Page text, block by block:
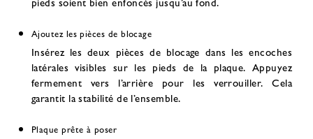
Ajoutez les pièces de blocage
Insérez les deux pièces de blocage dans les encoches
latérales visibles sur les pieds de la plaque. Appuyez
fermement vers l’arrière pour les verrouiller. Cela
garantit la stabilité de l’ensemble.
Plaque prête à poser